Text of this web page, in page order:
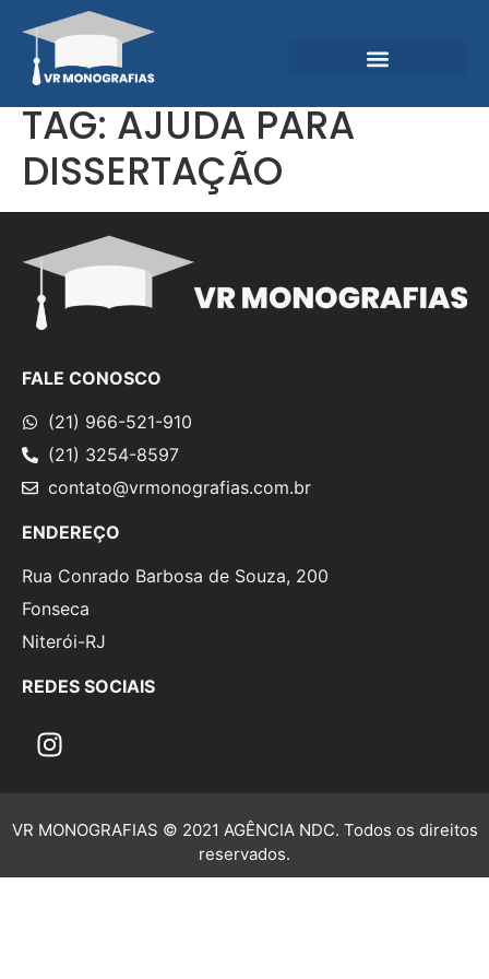
TAG:AJUDA PARA
DISSERTAÇÃO
FALE CONOSCO
(21) 966-521-910
(21) 3254-8597
contato@vrmonografias.com.br
ENDEREÇO
Rua Conrado Barbosa de Souza, 200
Fonseca
Niterói-RJ
REDES SOCIAIS
VR MONOGRAFIAS © 2021 AGÊNCIA NDC. Todos os direitos
reservados.